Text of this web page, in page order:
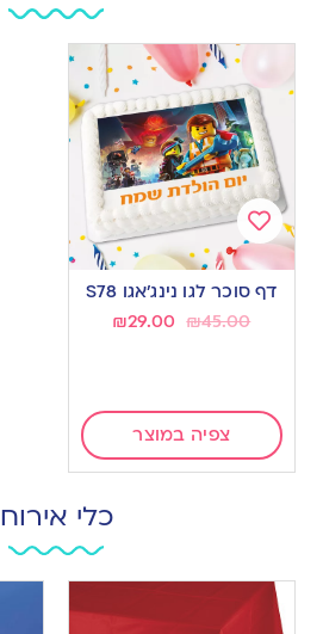
Add
to
wishlist
דף סוכר לגו נינג’אגו S78
₪45.00
₪29.00
צפיה במוצר
כלי אירוח